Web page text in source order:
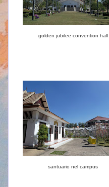
golden jubilee convention hall
santuario nel campus